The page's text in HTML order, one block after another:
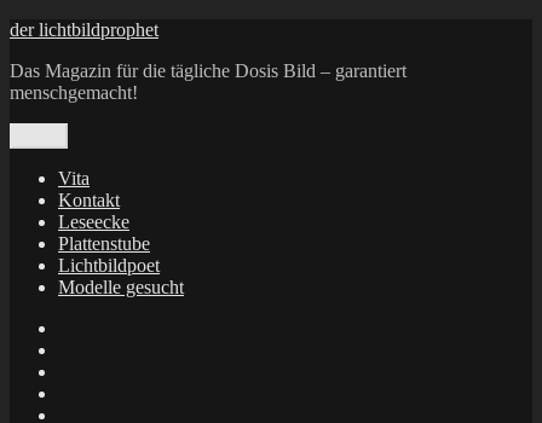
Zum
springen
der lichtbildprophet
Das Magazin für die tägliche Dosis Bild – garantiert
menschgemacht!
Vita
Kontakt
Leseecke
Plattenstube
Lichtbildpoet
Modelle gesucht